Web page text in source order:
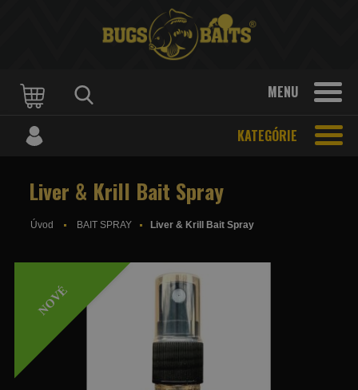
MENU
KATEGÓRIE
Liver & Krill Bait Spray
Úvod BAIT SPRAY Liver & Krill Bait Spray
NOVÉ